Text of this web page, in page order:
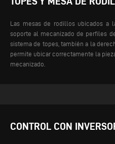
Las mesas de rodillos ubicados a
soporte al mecanizado de perfiles
sistema de topes, también a la
permite ubicar correctamente la
mecanizado.
CONTROL CON